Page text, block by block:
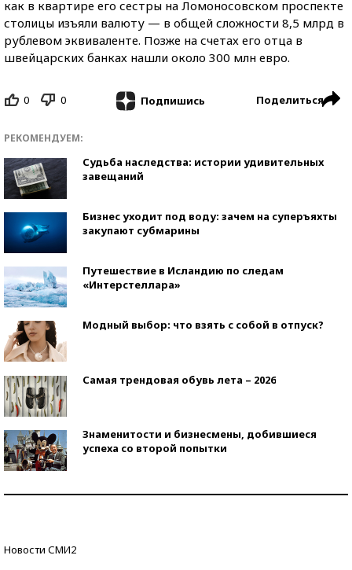
как в квартире его сестры на Ломоносовском проспекте
столицы изъяли валюту — в общей сложности 8,5 млрд в
рублевом эквиваленте. Позже на счетах его отца в
швейцарских банках нашли около 300 млн евро.
0 0 Подпишись Поделиться
РЕКОМЕНДУЕМ:
Судьба наследства: истории удивительных
завещаний
Бизнес уходит под воду: зачем на суперъяхты
закупают субмарины
Путешествие в Исландию по следам
«Интерстеллара»
Модный выбор: что взять с собой в отпуск?
Самая трендовая обувь лета – 2026
Знаменитости и бизнесмены, добившиеся
успеха со второй попытки
Новости СМИ2